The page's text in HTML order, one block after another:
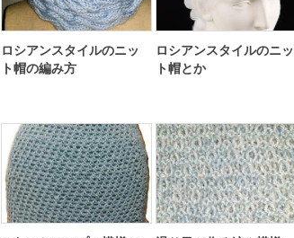
ロシアンスタイルのニッ
ト帽の編み方
ロシアンスタイルのニッ
ト帽とか